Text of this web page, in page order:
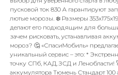
пусковой ток 830 А гарантируют
лютые морозы. ❄️ Размеры
делают его подходящим для
зачем рисковать, устанавливая
мороз? 🤔 «СпасиМобиль»
уникальный сервис – это: *
точку СПб, КАД, ЗСД и Ленобласти!
аккумулятора Тюмень Стандарт 100